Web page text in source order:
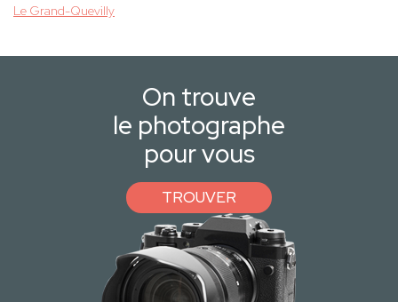
Le Grand-Quevilly
On trouve
le photographe
pour vous
TROUVER